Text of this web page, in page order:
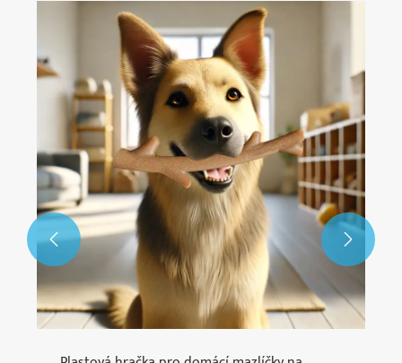
 